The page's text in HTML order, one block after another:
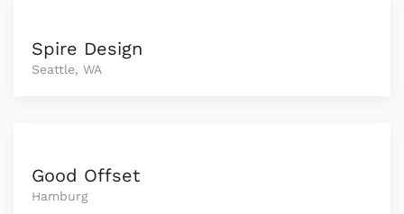
Spire Design
Seattle, WA
Good Offset
Hamburg